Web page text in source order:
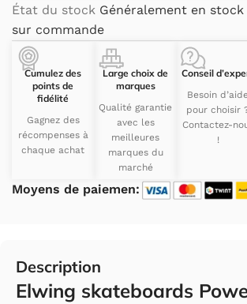
État du stock Généralement en
sur commande
Cumulez des
points de
fidélité
Gagnez des
récompenses à
chaque achat
Large choix de
marques
Qualité garantie
avec les
meilleures
marques du
marché
Conseil
Besoin
pour choisir
Contactez-
!
Moyens de paiemen:
Description
Elwing skateboards